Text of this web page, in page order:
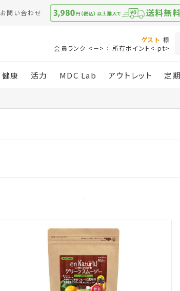
お問い合わせ
ゲスト 様
会員ランク <－> ： 所有ポイント<-pt>
健康 活力 MDC Lab アウトレット 定